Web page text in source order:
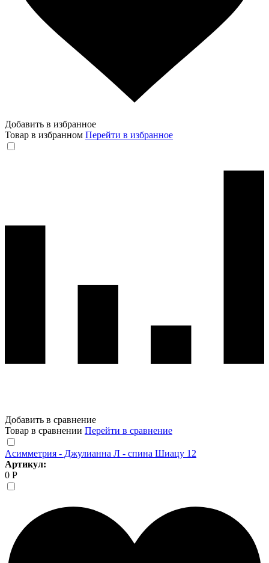
Добавить в избранное
Товар в избранном Перейти в избранное
Добавить в сравнение
Товар в сравнении Перейти в сравнение
Асимметрия - Джулианна Л - спина Шиацу 12
Артикул:
0 Р